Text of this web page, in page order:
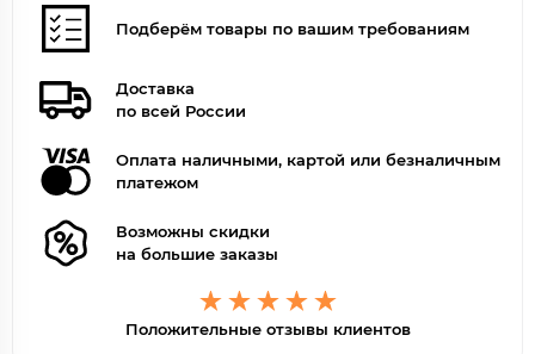
Подберём товары по вашим требованиям
Доставка
по всей России
Оплата наличными, картой или безналичным
платежом
Возможны скидки
на большие заказы
Положительные отзывы клиентов